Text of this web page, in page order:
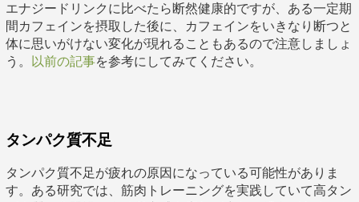
エナジードリンクに比べたら断然健康的ですが、ある一定期
間カフェインを摂取した後に、カフェインをいきなり断つと
体に思いがけない変化が現れることもあるので注意しましょ
う。
以前の記事を参考にしてみてください。
タンパク質不足
タンパク質不足が疲れの原因になっている可能性がありま
す。ある研究では、筋肉トレーニングを実践していて高タン